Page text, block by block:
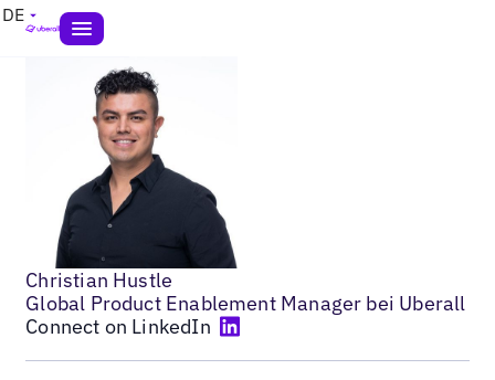
DE
Christian Hustle
Global Product Enablement Manager bei Uberall
Connect on LinkedIn